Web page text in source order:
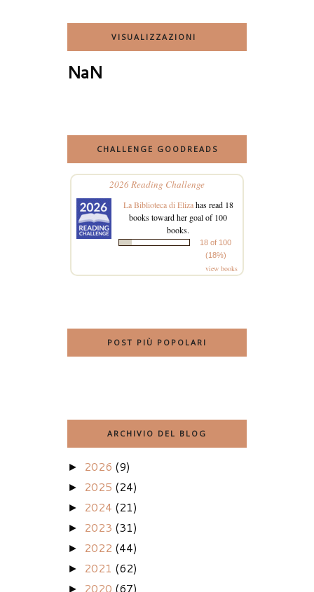
VISUALIZZAZIONI
NaN
CHALLENGE GOODREADS
2026 Reading Challenge
La Biblioteca di Elizahas read 18
books toward her goal of 100
books.
18 of 100
(18%)
view books
POST PIÙ POPOLARI
ARCHIVIO DEL BLOG
► 2026 (9)
► 2025 (24)
► 2024 (21)
► 2023 (31)
► 2022 (44)
► 2021 (62)
► 2020 (67)